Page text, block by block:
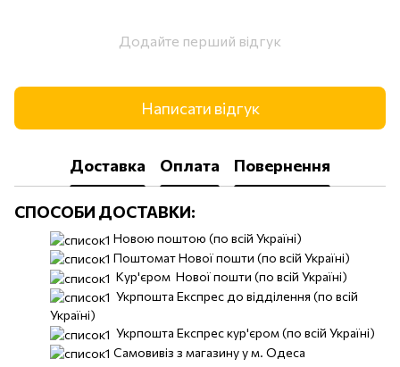
Додайте перший відгук
Написати відгук
Доставка Оплата Повернення
СПОСОБИ ДОСТАВКИ:
Новою поштою (по всій Україні)
Поштомат Нової пошти (по всій Україні)
Кур'єром Нової пошти (по всій Україні)
Укрпошта Експрес до відділення (по всій
Україні)
Укрпошта Експрес кур'єром (по всій Україні)
Самовивіз з магазину у м. Одеса